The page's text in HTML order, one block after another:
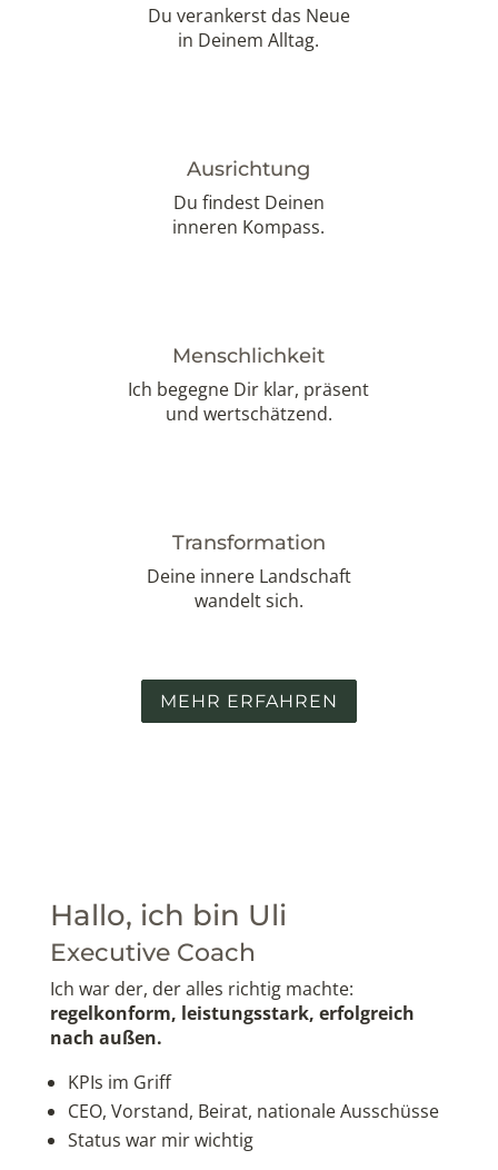
Du verankerst das Neue
in Deinem Alltag.
Ausrichtung
Du findest Deinen
inneren Kompass.
Menschlichkeit
Ich begegne Dir klar, präsent
und wertschätzend.
Transformation
Deine innere Landschaft
wandelt sich.
MEHR ERFAHREN
Hallo, ich bin Uli
Executive Coach
Ich war der, der alles richtig machte:
regelkonform, leistungsstark, erfolgreich
nach außen.
KPIs im Griff
CEO, Vorstand, Beirat, nationale Ausschüsse
Status war mir wichtig